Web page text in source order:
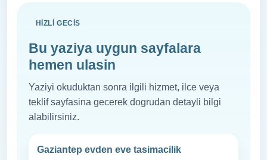
HIZLI GECIS
Bu yaziya uygun sayfalara
hemen ulasin
Yaziyi okuduktan sonra ilgili hizmet, ilce veya
teklif sayfasina gecerek dogrudan detayli bilgi
alabilirsiniz.
Gaziantep evden eve tasimacilik